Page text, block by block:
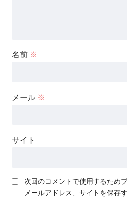
名前 ※
メール ※
サイト
次回のコメントで使用するため
メールアドレス、サイトを保存す